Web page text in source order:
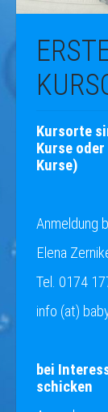
Kursorte
Kurse
Kurse)
Anmeldung
Elena
Tel. 0174
info (at)
bei
schicken